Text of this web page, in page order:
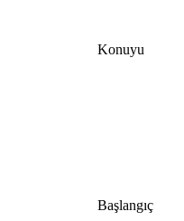
Konuyu
Başlangıç